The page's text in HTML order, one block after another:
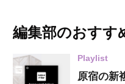
編集部のおすす
Playlist
原宿の新